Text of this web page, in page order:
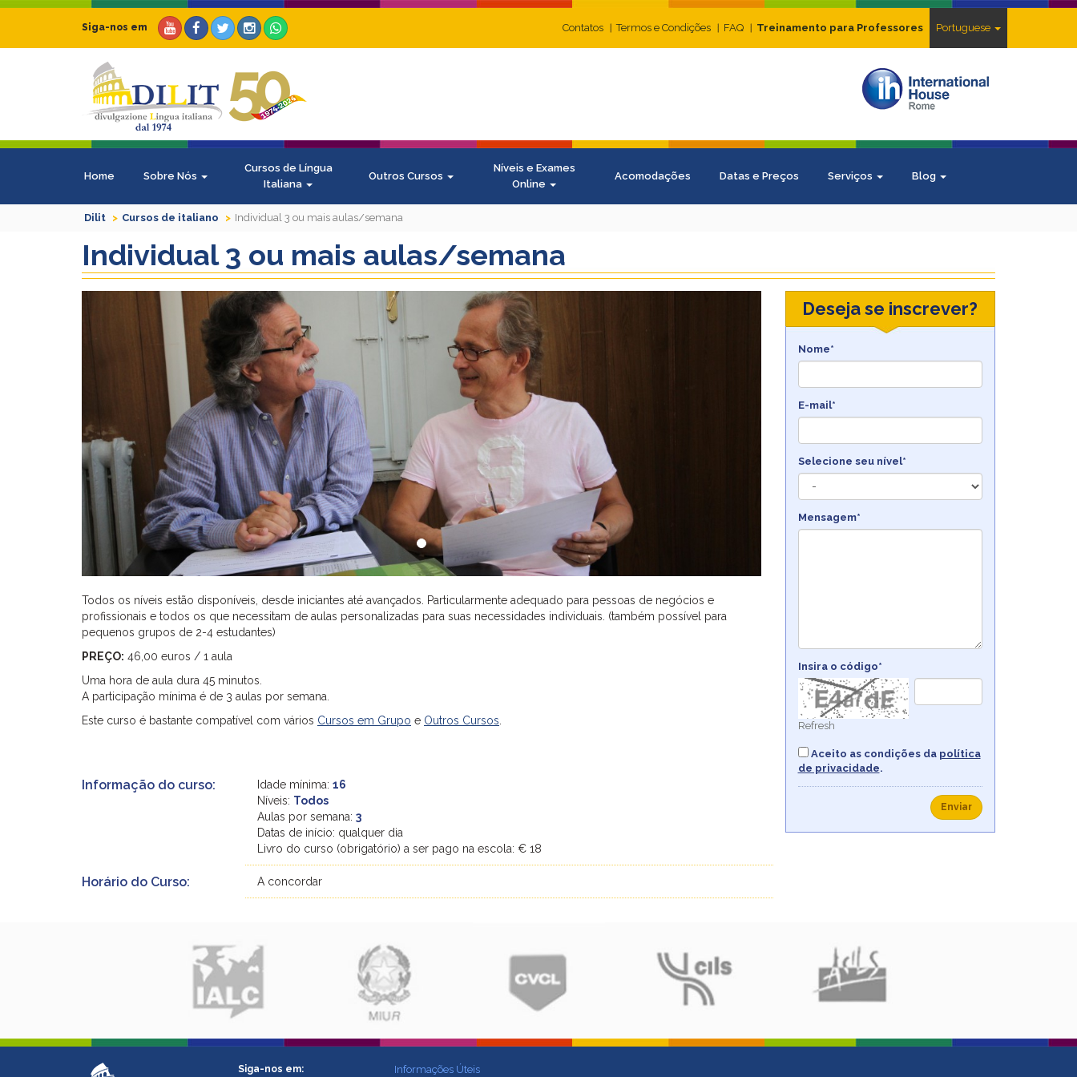
Contatos Termos e Condições FAQ Treinamento para Professores Portuguese
Siga-nos em
Home Sobre Nós
Cursos de Língua
Italiana
Outros Cursos
Níveis e Exames
Online
Acomodações Datas e Preços Serviços Blog
Dilit Cursos de italiano Individual 3 ou mais aulas/semana
Individual 3 ou mais aulas/semana
Todos os níveis estão disponíveis, desde iniciantes até avançados. Particularmente adequado para pessoas de negócios e
profissionais e todos os que necessitam de aulas personalizadas para suas necessidades individuais. (também possível para
pequenos grupos de 2-4 estudantes)
PREÇO: 46,00 euros / 1 aula
Uma hora de aula dura 45 minutos.
A participação mínima é de 3 aulas por semana.
Este curso é bastante compatível com vários Cursos em Grupo e Outros Cursos
Informação do curso: Idade mínima:16
Níveis: Todos
Aulas por semana:3
Datas de início: qualquer dia
Livro do curso (obrigatório) a ser pago na escola: € 18
Horário do Curso: A concordar
Deseja se inscrever?
Nome*
E-mail*
Selecione seu nível*
Mensagem*
Insira o código*
Refresh
Aceito as condições da política
de privacidade.
Enviar
Siga-nos em: Informações Úteis